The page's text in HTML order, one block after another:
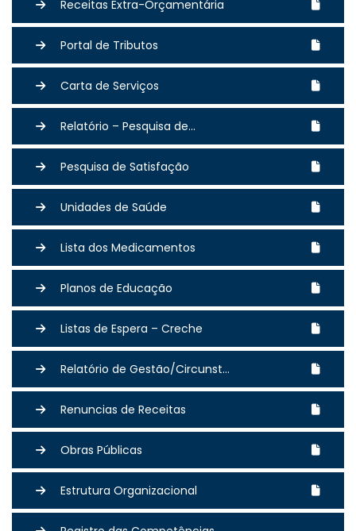
Receitas Extra-Orçamentária
Portal de Tributos
Carta de Serviços
Relatório – Pesquisa de...
Pesquisa de Satisfação
Unidades de Saúde
Lista dos Medicamentos
Planos de Educação
Listas de Espera – Creche
Relatório de Gestão/Circunst...
Renuncias de Receitas
Obras Públicas
Estrutura Organizacional